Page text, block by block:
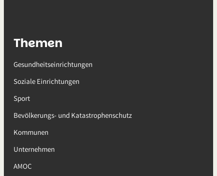
Themen
Gesundheitseinrichtungen
Soziale Einrichtungen
Sport
Bevölkerungs- und Katastrophenschutz
Kommunen
Unternehmen
AMOC